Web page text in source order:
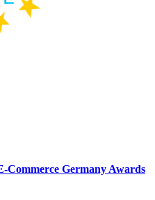
Commerce Germany Awards